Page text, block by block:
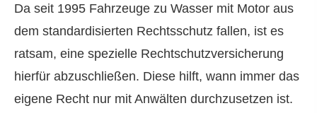
Da seit 1995 Fahrzeuge zu Wasser mit Motor aus
dem standardisierten Rechtsschutz fallen, ist es
ratsam, eine spezielle Rechtschutzversicherung
hierfür abzuschließen. Diese hilft, wann immer das
eigene Recht nur mit Anwälten durchzusetzen ist.